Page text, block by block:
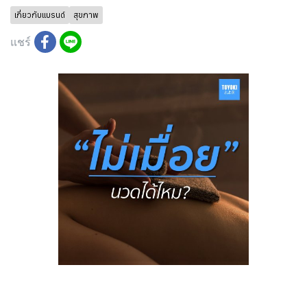
เกี่ยวกับแบรนด์ สุขภาพ
แชร์